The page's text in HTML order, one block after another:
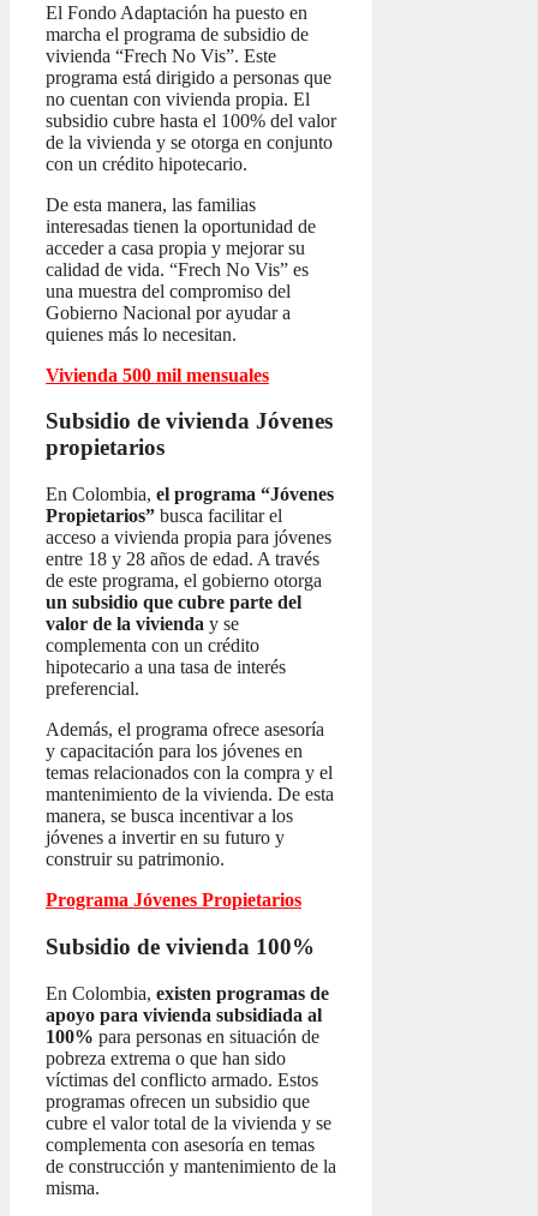
El Fondo Adaptación ha puesto en
marcha el programa de subsidio de
vivienda “Frech No Vis”. Este
programa está dirigido a personas que
no cuentan con vivienda propia. El
subsidio cubre hasta el 100% del valor
de la vivienda y se otorga en conjunto
con un crédito hipotecario.
De esta manera, las familias
interesadas tienen la oportunidad de
acceder a casa propia y mejorar su
calidad de vida. “Frech No Vis” es
una muestra del compromiso del
Gobierno Nacional por ayudar a
quienes más lo necesitan.
Vivienda 500 mil mensuales
Subsidio de vivienda Jóvenes
propietarios
En Colombia, el programa “Jóvenes
Propietarios” busca facilitar el
acceso a vivienda propia para jóvenes
entre 18 y 28 años de edad. A través
de este programa, el gobierno otorga
un subsidio que cubre parte del
valor de la vivienda y se
complementa con un crédito
hipotecario a una tasa de interés
preferencial.
Además, el programa ofrece asesoría
y capacitación para los jóvenes en
temas relacionados con la compra y el
mantenimiento de la vivienda. De esta
manera, se busca incentivar a los
jóvenes a invertir en su futuro y
construir su patrimonio.
Programa Jóvenes Propietarios
Subsidio de vivienda 100%
En Colombia, existen programas de
apoyo para vivienda subsidiada al
100% para personas en situación de
pobreza extrema o que han sido
víctimas del conflicto armado. Estos
programas ofrecen un subsidio que
cubre el valor total de la vivienda y se
complementa con asesoría en temas
de construcción y mantenimiento de la
misma.